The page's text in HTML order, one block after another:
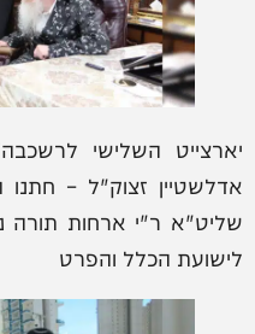
יארצייט השלישי
אדלשטיין זצוק"ל – חתנו
שליט"א ר"י ארחות תורה
לישועת הכלל והפרט